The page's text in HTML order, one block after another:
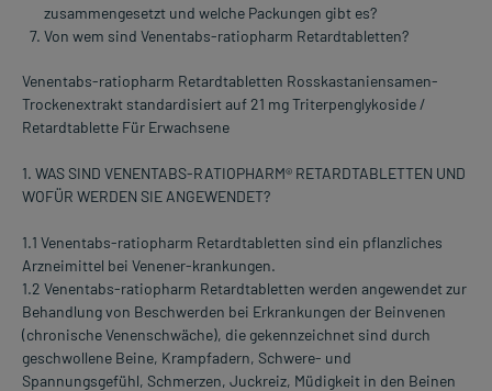
zusammengesetzt und welche Packungen gibt es?
Von wem sind Venentabs-ratiopharm Retardtabletten?
Venentabs-ratiopharm Retardtabletten Rosskastaniensamen-
Trockenextrakt standardisiert auf 21 mg Triterpenglykoside /
Retardtablette Für Erwachsene
1. WAS SIND VENENTABS-RATIOPHARM® RETARDTABLETTEN UND
WOFÜR WERDEN SIE ANGEWENDET?
1.1 Venentabs-ratiopharm Retardtabletten sind ein pflanzliches
Arzneimittel bei Venener-krankungen.
1.2 Venentabs-ratiopharm Retardtabletten werden angewendet zur
Behandlung von Beschwerden bei Erkrankungen der Beinvenen
(chronische Venenschwäche), die gekennzeichnet sind durch
geschwollene Beine, Krampfadern, Schwere- und
Spannungsgefühl, Schmerzen, Juckreiz, Müdigkeit in den Beinen